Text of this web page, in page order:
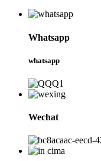
Whatsapp
whatsapp
Wechat